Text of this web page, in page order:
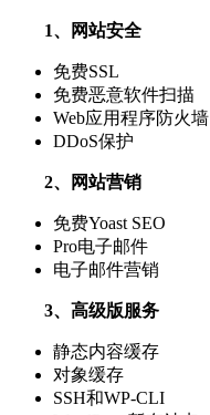
1、网站安全
免费SSL
免费恶意软件扫描
Web应用程序防火墙
DDoS保护
2、网站营销
免费Yoast SEO
Pro电子邮件
电子邮件营销
3、高级版服务
静态内容缓存
对象缓存
SSH和WP-CLI